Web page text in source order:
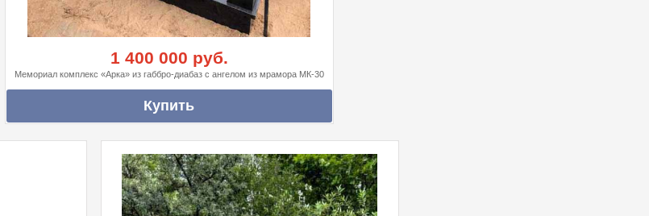
1 400 000 руб.
Мемориал комплекс «Арка» из габбро-диабаз с ангелом из мрамора МК-30